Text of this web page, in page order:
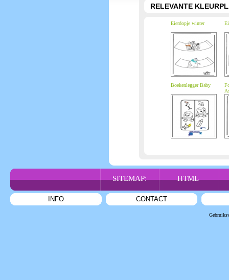
RELEVANTE
Eierdopje winter
Boekenlegger Baby
SITEMAP: HTML
INFO CONTACT